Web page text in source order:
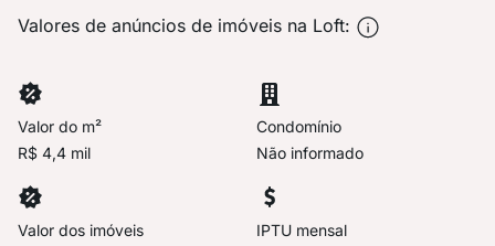
Valores de anúncios de imóveis na Loft:
Valor do m²
R$ 4,4 mil
Condomínio
Não informado
Valor dos imóveis
IPTU mensal